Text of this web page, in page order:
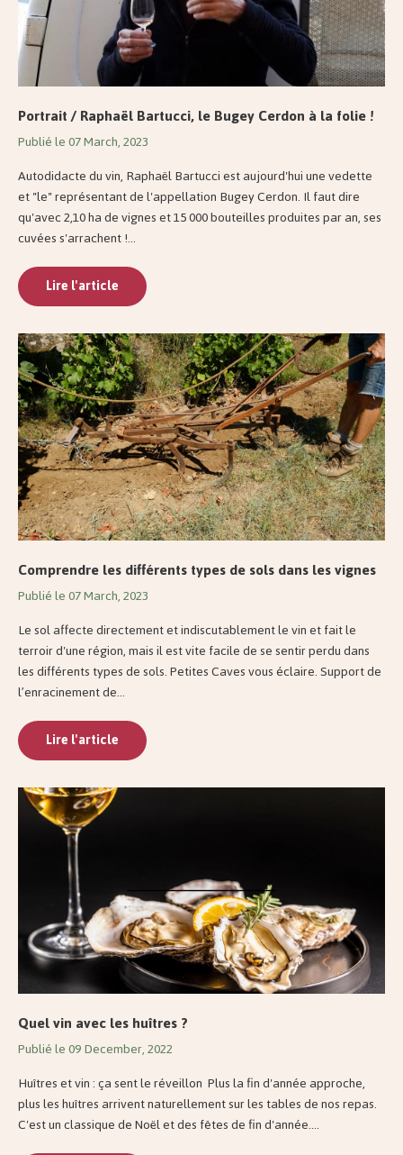
Portrait / Raphaël Bartucci, le Bugey Cerdon à la folie !
Publié le 07 March, 2023
Autodidacte du vin, Raphaël Bartucci est aujourd'hui une vedette
et "le" représentant de l'appellation Bugey Cerdon. Il faut dire
qu'avec 2,10 ha de vignes et 15 000 bouteilles produites par an, ses
cuvées s'arrachent !...
Lire l'article
Comprendre les différents types de sols dans les vignes
Publié le 07 March, 2023
Le sol affecte directement et indiscutablement le vin et fait le
terroir d'une région, mais il est vite facile de se sentir perdu dans
les différents types de sols. Petites Caves vous éclaire. Support de
l’enracinement de...
Lire l'article
Quel vin avec les huîtres ?
Publié le 09 December, 2022
Huîtres et vin : ça sent le réveillon Plus la fin d'année approche,
plus les huîtres arrivent naturellement sur les tables de nos repas.
C'est un classique de Noël et des fêtes de fin d'année....